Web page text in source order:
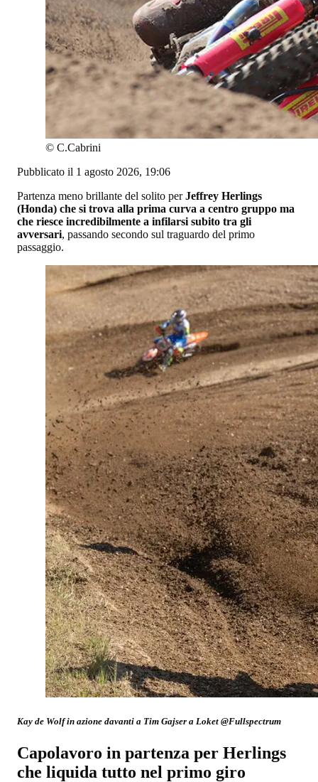
© C.Cabrini
Pubblicato il 1 agosto 2026, 19:06
Partenza meno brillante del solito perJeffrey Herlings
(Honda) che si trova alla prima curva a centro gruppo ma
che riesce incredibilmente a infilarsi subito tra gli
avversari, passando secondo sul traguardo del primo
passaggio.
Kay de Wolf in azione davanti a Tim Gajser a Loket @Fullspectrum
Capolavoro in partenza per Herlings
che liquida tutto nel primo giro